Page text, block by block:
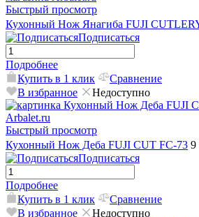
Быстрый просмотр
Кухонный Нож Янагиба FUJI
Подписаться
Подробнее
Купить в 1 клик
Сравнение
В избранное
Недоступно
Быстрый просмотр
Кухонный Нож Деба FUJI CUT FC-73 9
Подписаться
Подробнее
Купить в 1 клик
Сравнение
В избранное
Недоступно